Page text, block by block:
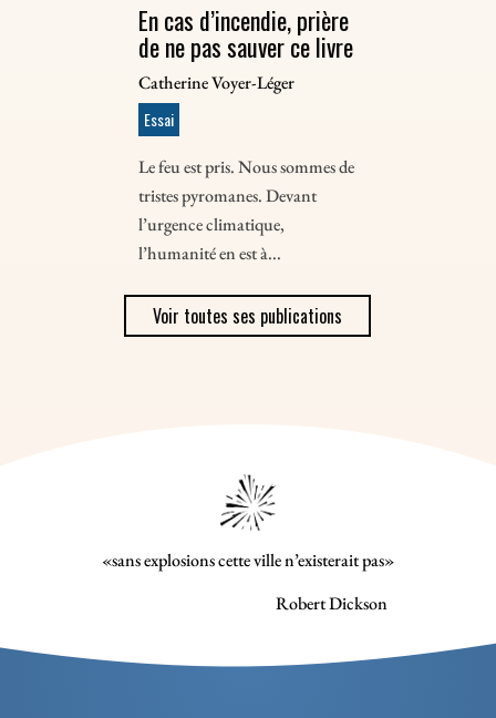
En cas d’incendie, prière
de ne pas sauver ce livre
Catherine Voyer-Léger
Essai
Le feu est pris. Nous sommes de
tristes pyromanes. Devant
l’urgence climatique,
l’humanité en est à...
Voir toutes ses publications
«sans explosions cette ville n’existerait pas»
Robert Dickson